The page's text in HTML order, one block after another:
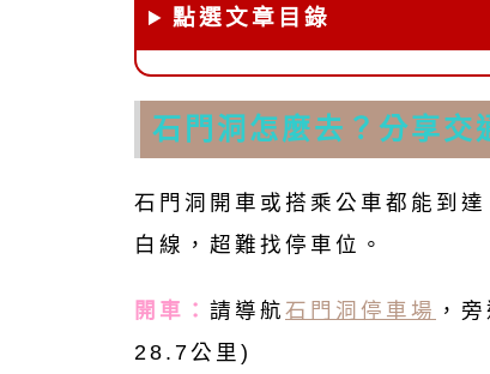
點選文章目錄
石門洞怎麼去？分享交
石門洞開車或搭乘公車都能到
白線，超難找停車位。
開車： 請導航 石門洞停車場 ，
28.7公里)